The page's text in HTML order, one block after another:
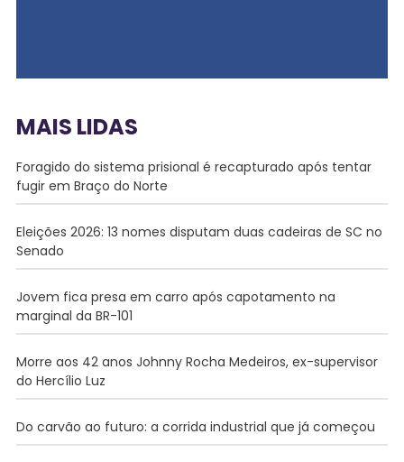
MAIS LIDAS
Foragido do sistema prisional é recapturado após tentar
fugir em Braço do Norte
Eleições 2026: 13 nomes disputam duas cadeiras de SC no
Senado
Jovem fica presa em carro após capotamento na
marginal da BR-101
Morre aos 42 anos Johnny Rocha Medeiros, ex-supervisor
do Hercílio Luz
Do carvão ao futuro: a corrida industrial que já começou